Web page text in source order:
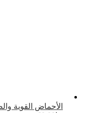
الأحماض القوية والضعيفة